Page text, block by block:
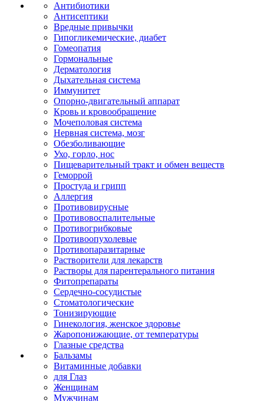
Антибиотики
Антисептики
Вредные привычки
Гипогликемические, диабет
Гомеопатия
Гормональные
Дерматология
Дыхательная система
Иммунитет
Опорно-двигательный аппарат
Кровь и кровообращение
Мочеполовая система
Нервная система, мозг
Обезболивающие
Ухо, горло, нос
Пищеварительный тракт и обмен веществ
Геморрой
Простуда и грипп
Аллергия
Противовирусные
Противовоспалительные
Противогрибковые
Противоопухолевые
Противопаразитарные
Растворители для лекарств
Растворы для парентерального питания
Фитопрепараты
Сердечно-сосудистые
Стоматологические
Тонизирующие
Гинекология, женское здоровье
Жаропонижающие, от температуры
Глазные средства
Бальзамы
Витаминные добавки
для Глаз
Женщинам
Мужчинам